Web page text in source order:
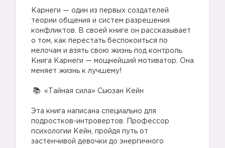
Карнеги — один из первых создателей
теории общения и систем разрешения
конфликтов. В своей книге он рассказывает
о том, как перестать беспокоиться по
мелочам и взять свою жизнь под контроль.
Книга Карнеги — мощнейший мотиватор. Она
меняет жизнь к лучшему!
«Тайная сила» Сьюзан Кейн
Эта книга написана специально для
подростков-интровертов. Профессор
психологии Кейн, пройдя путь от
застенчивой девочки до энергичного